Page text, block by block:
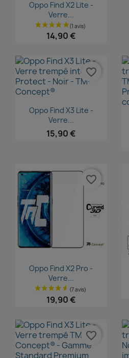

Oppo Find X2 Lite -
Verre...
14,90 €
Aperçu rapide
Oppo Find X3 Lite -
Verre...
15,90 €
favorite_border
Aperçu rapide
Oppo Find X2 Pro -
Verre...
19,90 €
favorite_border
favorite_border